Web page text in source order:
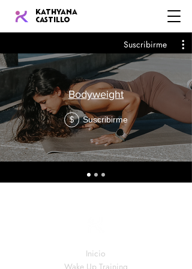
KATHYANA
CASTILLO
Suscribirme
Bodyweight
$ Suscribirme
Inicio
Wake Up Training